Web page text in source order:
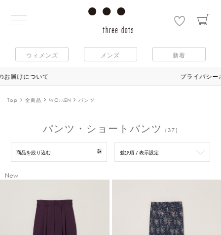
ウィメンズ メンズ 新着
Top 全商品 WOMEN パンツ
パンツ・ショートパンツ (37)
商品を絞り込む 並び順 / 表示設定
New